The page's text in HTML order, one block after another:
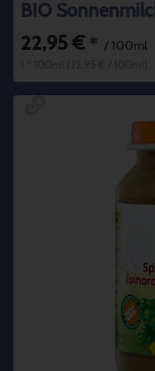
BIO
22,95 € * / 100ml